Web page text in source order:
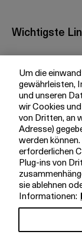
Wichtigste
Investor
Medien
bkb.ch
Ihre BKB
Magazin
Jobs
Engagement
Nachhaltigkeit
Apps
Um die
gewährleisten,
und unseren
wir Cookies
von Dritten, an
Adresse)
werden können.
erforderlichen
Plug-ins von
sie ablehnen
Informationen: